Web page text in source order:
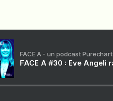
FACE A - un podcast
FACE A #30 : Eve Angeli